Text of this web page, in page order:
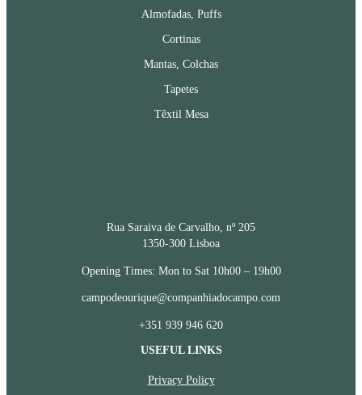
Almofadas, Puffs
Cortinas
Mantas, Colchas
Tapetes
Têxtil Mesa
USEFUL LINKS
Privacy Policy
Rua Saraiva de Carvalho, nº 205
1350-300 Lisboa
Opening Times: Mon to Sat 10h00 – 19h00
campodeourique@companhiadocampo.com
+351 939 946 620